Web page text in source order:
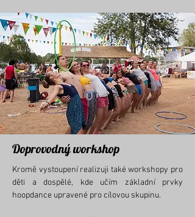
Doprovodný workshop
Kromě vystoupení realizuji také workshopy pro
děti a dospělé, kde učím základní prvky
hoopdance upravené pro cílovou skupinu.